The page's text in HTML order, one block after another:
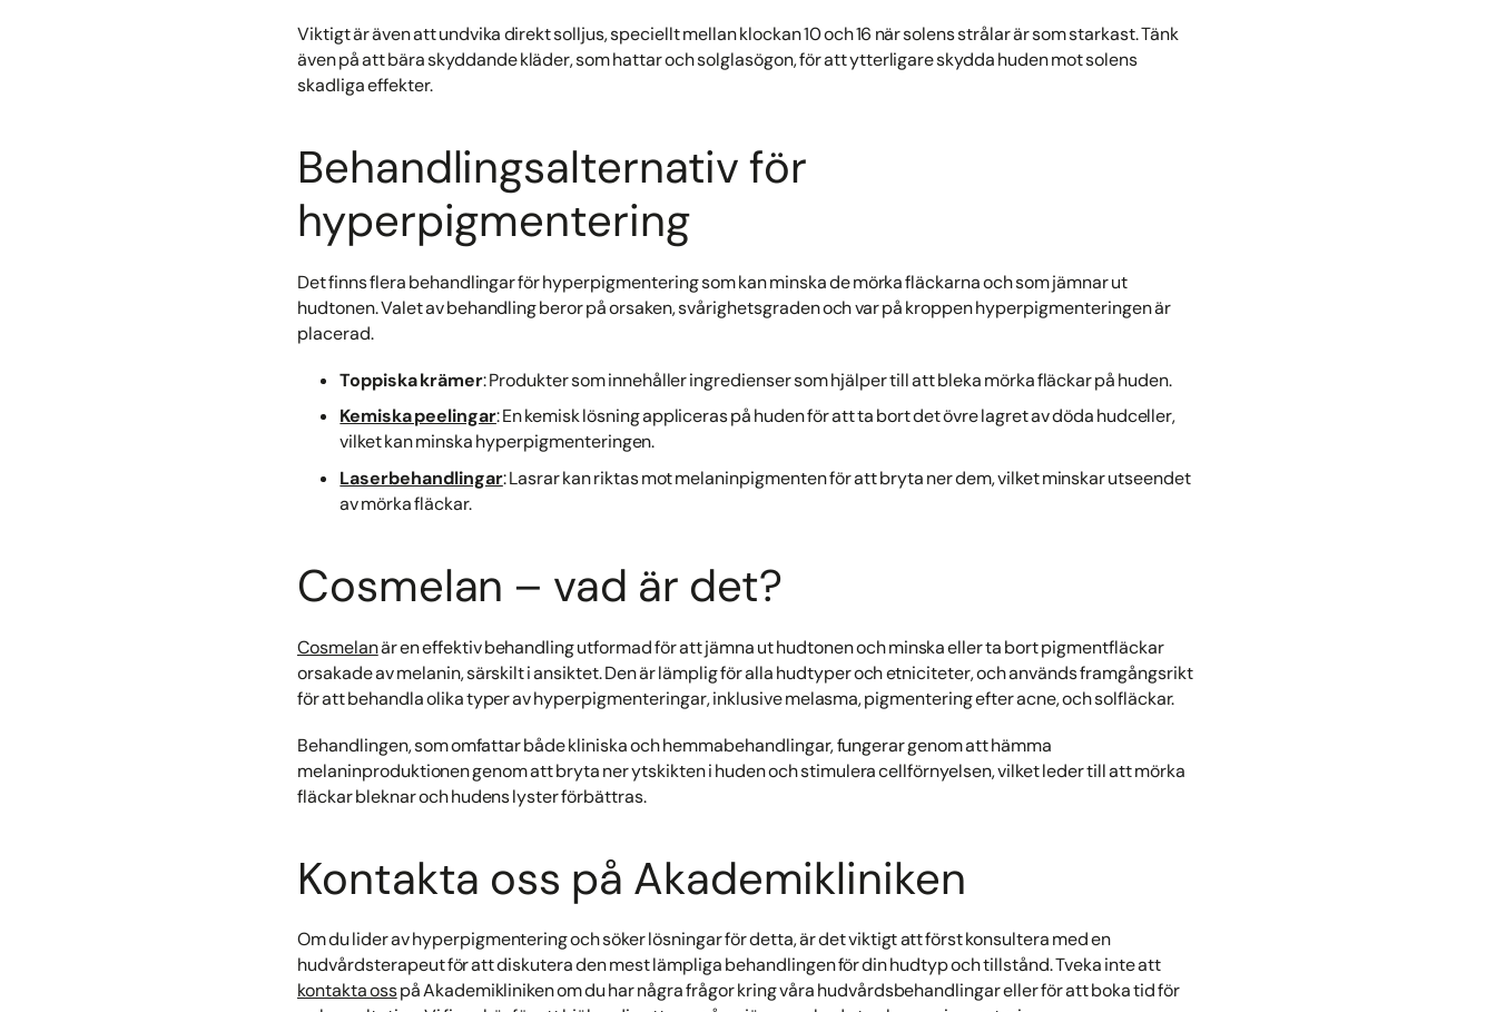
Viktigt är även att undvika direkt solljus, speciellt mellan klockan 10 och 16 när solens strålar är som starkast. Tänk
även på att bära skyddande kläder, som hattar och solglasögon, för att ytterligare skydda huden mot solens
skadliga effekter.
Behandlingsalternativ för
hyperpigmentering
Det finns flera behandlingar för hyperpigmentering som kan minska de mörka fläckarna och som jämnar ut
hudtonen. Valet av behandling beror på orsaken, svårighetsgraden och var på kroppen hyperpigmenteringen är
placerad.
Toppiska krämer: Produkter som innehåller ingredienser som hjälper till att bleka mörka fläckar på huden.
Kemiska peelingar: En kemisk lösning appliceras på huden för att ta bort det övre lagret av döda hudceller,
vilket kan minska hyperpigmenteringen.
Laserbehandlingar: Lasrar kan riktas mot melaninpigmenten för att bryta ner dem, vilket minskar utseendet
av mörka fläckar.
Cosmelan – vad är det?
Cosmelanär en effektiv behandling utformad för att jämna ut hudtonen och minska eller ta bort pigmentfläckar
orsakade av melanin, särskilt i ansiktet. Den är lämplig för alla hudtyper och etniciteter, och används framgångsrikt
för att behandla olika typer av hyperpigmenteringar, inklusive melasma, pigmentering efter acne, och solfläckar.
Behandlingen, som omfattar både kliniska och hemmabehandlingar, fungerar genom att hämma
melaninproduktionen genom att bryta ner ytskikten i huden och stimulera cellförnyelsen, vilket leder till att mörka
fläckar bleknar och hudens lyster förbättras.
Kontakta oss på Akademikliniken
Om du lider av hyperpigmentering och söker lösningar för detta, är det viktigt att först konsultera med en
hudvårdsterapeut för att diskutera den mest lämpliga behandlingen för din hudtyp och tillstånd. Tveka inte att
kontakta osspå Akademikliniken om du har några frågor kring våra hudvårdsbehandlingar eller för att boka tid för